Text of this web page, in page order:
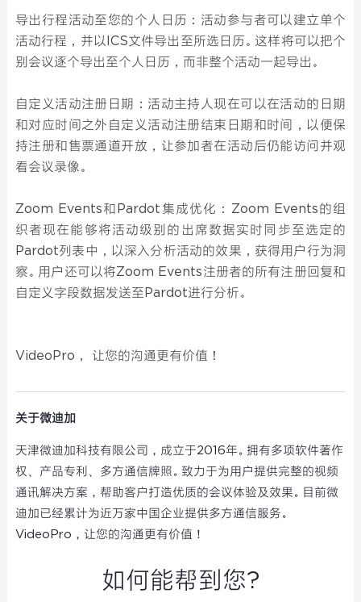
导出行程活动至您的个人日历：活动参与者可以建立单个
活动行程，并以ICS文件导出至所选日历。这样将可以把个
别会议逐个导出至个人日历，而非整个活动一起导出。
自定义活动注册日期：活动主持人现在可以在活动的日期
和对应时间之外自定义活动注册结束日期和时间，以便保
持注册和售票通道开放，让参加者在活动后仍能访问并观
看会议录像。
Zoom Events和Pardot集成优化：Zoom Events的组
织者现在能够将活动级别的出席数据实时同步至选定的
Pardot列表中，以深入分析活动的效果，获得用户行为洞
察。用户还可以将Zoom Events注册者的所有注册回复和
自定义字段数据发送至Pardot进行分析。
VideoPro， 让您的沟通更有价值！
关于微迪加
天津微迪加科技有限公司，成立于2016年。拥有多项软件著作
权、产品专利、多方通信牌照。致力于为用户提供完整的视频
通讯解决方案，帮助客户打造优质的会议体验及效果。目前微
迪加已经累计为近万家中国企业提供多方通信服务。
VideoPro，让您的沟通更有价值！
如何能帮到您?